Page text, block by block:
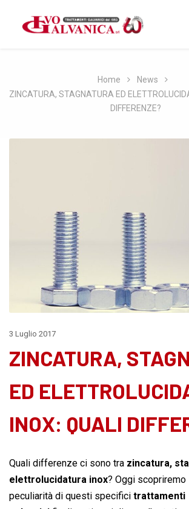
Home
News
ZINCATURA, STAGNATURA ED
DIFFERENZE?
3 Luglio 2017
ZINCATURA,
ED
INOX: QUALI
Quali differenze ci sono tra zincatura,
elettrolucidatura inox? Oggi
peculiarità di questi specifici trattamenti